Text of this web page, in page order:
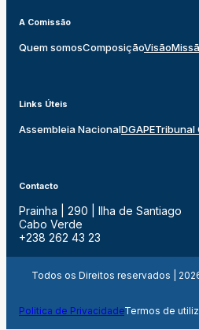
A Comissão
Quem somosComposiçãoVisão
Links Úteis
Assembleia NacionalDGAPETribunal
Contacto
Prainha | 290 | Ilha de Santiago
Cabo Verde
+238 262 43 23
Todos os Direitos reservados |
Politica de PrivacidadeTermos de